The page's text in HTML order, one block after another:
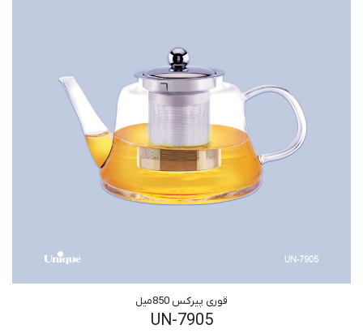
قوری پیرکس 850میل
UN-7905